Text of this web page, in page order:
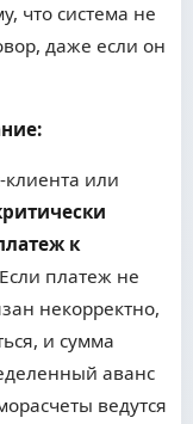
что система не
даже если он
клиента или
к
платеж не
некорректно,
и сумма
аванс
ведутся